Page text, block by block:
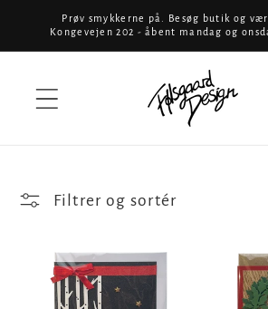
Gå til
indhold
Prøv smykkerne på. Besøg butik og
Kongevejen 202 - åbent mandag og
Filtrer og sortér